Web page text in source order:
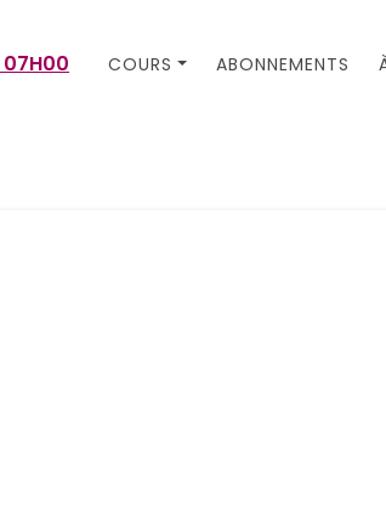
07H00 COURS ABONNEMENTS